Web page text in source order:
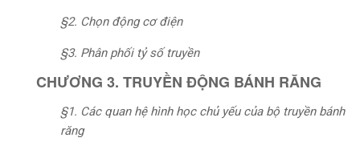
§2. Chọn động cơ điện
§3. Phân phối tỷ số truyền
CHƯƠNG 3. TRUYỀN ĐỘNG BÁNH RĂNG
§1. Các quan hệ hình học chủ yếu của bộ truyền bánh
răng